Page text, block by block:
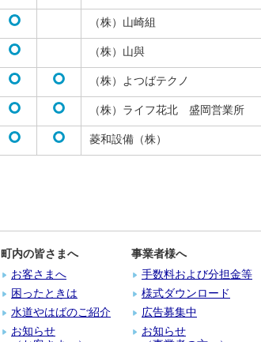
（株）山崎組
（株）山與
（株）よつばテクノ
（株）ライフ花北 盛岡営業所
菱和設備（株）
町内の皆さまへ
お客さまへ
困ったときは
水道やはばのご紹介
お知らせ
事業者様へ
手数料および分担金等
様式ダウンロード
広告募集中
お知らせ